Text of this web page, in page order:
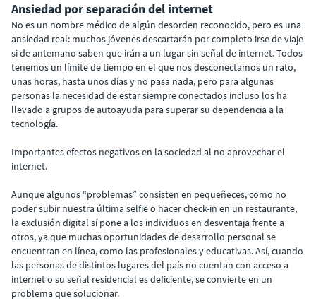
Ansiedad por separación del internet
No es un nombre médico de algún desorden reconocido, pero es una
ansiedad real: muchos jóvenes descartarán por completo irse de viaje
si de antemano saben que irán a un lugar sin señal de internet. Todos
tenemos un límite de tiempo en el que nos desconectamos un rato,
unas horas, hasta unos días y no pasa nada, pero para algunas
personas la necesidad de estar siempre conectados incluso los ha
llevado a grupos de autoayuda para superar su dependencia a la
tecnología.
Importantes efectos negativos en la sociedad al no aprovechar el
internet.
Aunque algunos “problemas” consisten en pequeñeces, como no
poder subir nuestra última selfie o hacer check-in en un restaurante,
la exclusión digital sí pone a los individuos en desventaja frente a
otros, ya que muchas oportunidades de desarrollo personal se
encuentran en línea, como las profesionales y educativas. Así, cuando
las personas de distintos lugares del país no cuentan con acceso a
internet o su señal residencial es deficiente, se convierte en un
problema que solucionar.